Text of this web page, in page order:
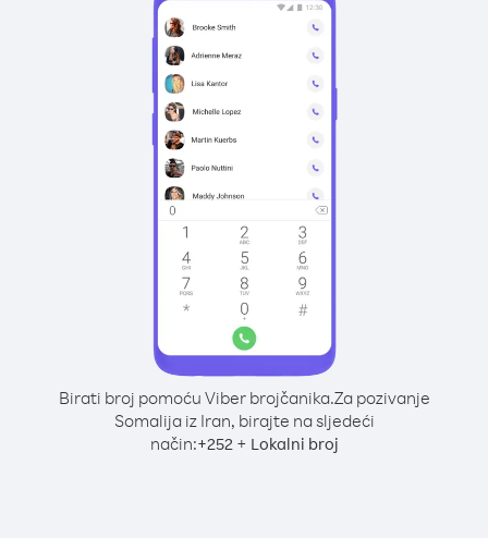
Birati broj pomoću Viber brojčanika.Za pozivanje
Somalija iz Iran, birajte na sljedeći
način:+252+ Lokalni broj